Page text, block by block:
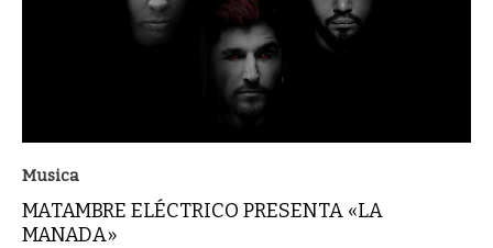
Musica
MATAMBRE ELÉCTRICO PRESENTA «LA
MANADA»